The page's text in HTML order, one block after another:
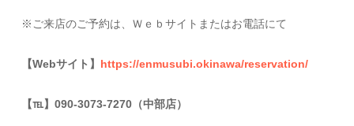
※ご来店のご予約は、Ｗｅｂサイトまたはお電話にて
【Webサイト】 https://enmusubi.okinawa/reservation/
【℡】090-3073-7270（中部店）